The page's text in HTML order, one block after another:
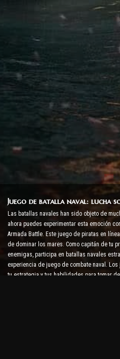
Juego de batalla naval: lucha
Las batallas navales han sido objeto de
ahora puedes experimentar esta emoción
Armada Battle. Este juego de piratas en
de dominar los mares. Como capitán de tu
enemigas, participa en batallas navales
experiencia de juego de combate naval.
tu estrategia y tus habilidades para tomar